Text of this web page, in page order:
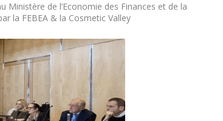
Ministère de l’Economie des Finances et de la
la FEBEA & la Cosmetic Valley